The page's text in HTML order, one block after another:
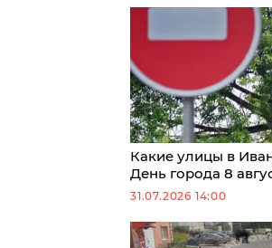
Какие улицы в
День города 8
31.07.2026 14:00